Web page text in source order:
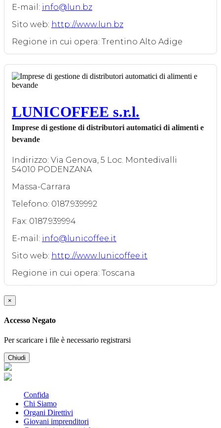
E-mail: info@lun.bz
Sito web: http://www.lun.bz
Regione in cui opera: Trentino Alto Adige
LUNICOFFEE s.r.l.
Imprese di gestione di distributori automatici di alimenti e
bevande
Indirizzo: Via Genova, 5 Loc. Montedivalli
54010 PODENZANA
Massa-Carrara
Telefono: 0187.939992
Fax: 0187.939994
E-mail: info@lunicoffee.it
Sito web: http://www.lunicoffee.it
Regione in cui opera: Toscana
×
Accesso Negato
Per scaricare i file è necessario registrarsi
Chiudi
Confida
Chi Siamo
Organi Direttivi
Giovani imprenditori